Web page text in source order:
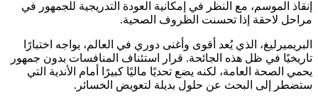
إنقاذ الموسم، مع النظر في إمكانية العودة التدريجية للجمهور في
مراحل لاحقة إذا تحسنت الظروف الصحية.
البريميرليغ، الذي يُعد أقوى وأغنى دوري في العالم، يواجه اختبارًا
تاريخيًا في ظل هذه الجائحة. قرار استئناف المنافسات بدون جمهور
يحمي الصحة العامة، لكنه يضع تحديًا ماليًا كبيرًا أمام الأندية التي
ستضطر إلى البحث عن حلول بديلة لتعويض الخسائر.